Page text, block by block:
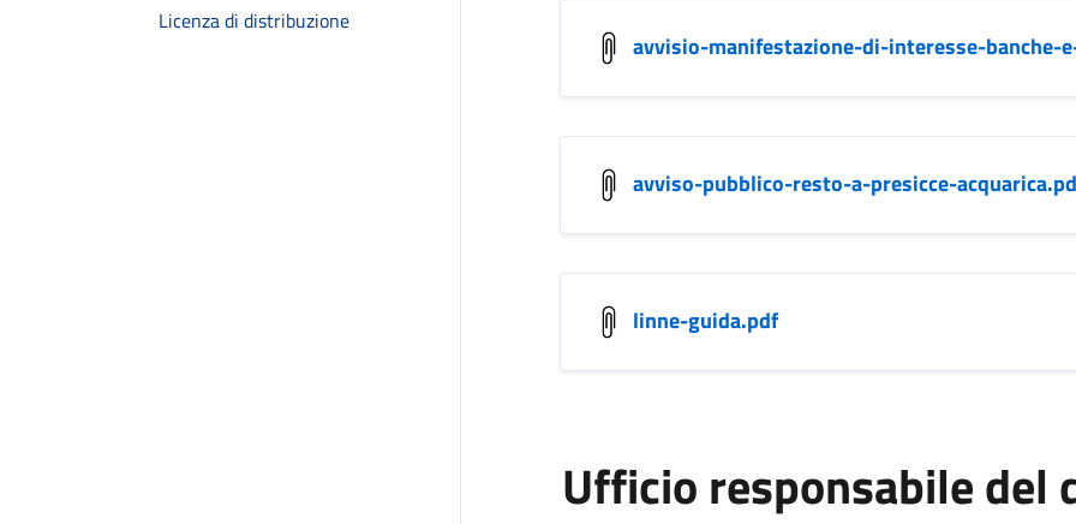
Licenza di distribuzione
avvisio-manifestazione-di-interesse-
avviso-pubblico-resto-a-presicce-
linne-guida.pdf
Ufficio responsabile del